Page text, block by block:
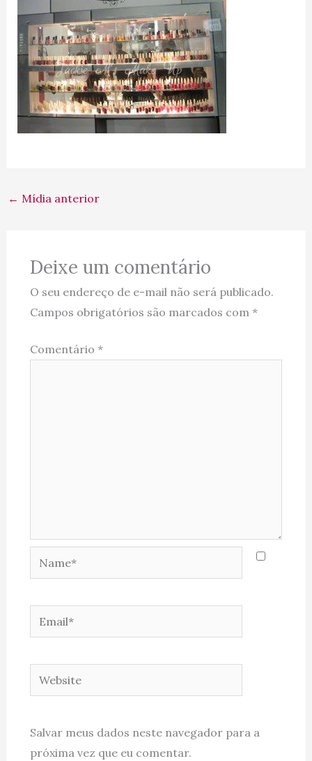
← Mídia anterior
Deixe um comentário
O seu endereço de e-mail não será publicado.
Campos obrigatórios são marcados com *
Comentário *
Name*
Email*
Website
Salvar meus dados neste navegador para a
próxima vez que eu comentar.